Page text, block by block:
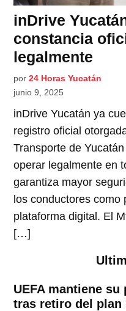
inDrive
constancia
legalmente
por 24 Horas Yucatán
junio 9, 2025
inDrive Yucatán ya
registro oficial
Transporte de
operar legalmente en
garantiza mayor
los conductores
plataforma digital. El
[…]
UEFA mantiene
tras retiro del plan